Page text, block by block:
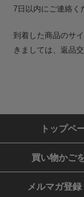
7日以内にご連絡く
到着した商品のサ
きましては、返品
トップペ
買い物かご
メルマガ登